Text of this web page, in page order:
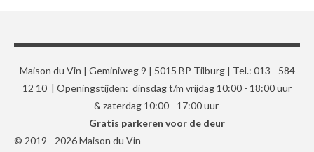
Maison du Vin | Geminiweg 9 | 5015 BP Tilburg | Tel.: 013 - 584
12 10 | Openingstijden: dinsdag t/m vrijdag 10:00 - 18:00 uur
& zaterdag 10:00 - 17:00 uur
Gratis parkeren voor de deur
© 2019 - 2026 Maison du Vin